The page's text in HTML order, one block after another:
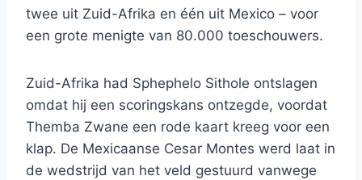
twee uit Zuid-Afrika en één uit Mexico – voor
een grote menigte van 80.000 toeschouwers.
Zuid-Afrika had Sphephelo Sithole ontslagen
omdat hij een scoringskans ontzegde, voordat
Themba Zwane een rode kaart kreeg voor een
klap. De Mexicaanse Cesar Montes werd laat in
de wedstrijd van het veld gestuurd vanwege